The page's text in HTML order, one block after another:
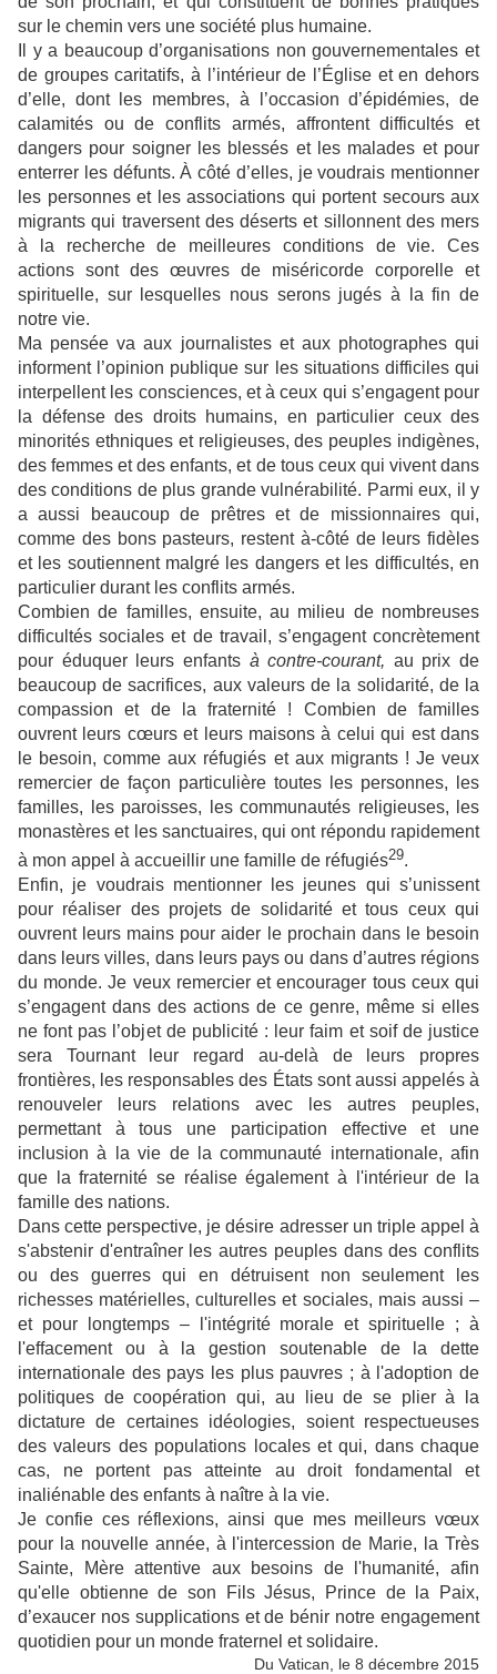
sur le chemin vers une société plus humaine.
Il y a beaucoup d’organisations non gouvernementales et
de groupes caritatifs, à l’intérieur de l’Église et en dehors
d’elle, dont les membres, à l’occasion d’épidémies, de
calamités ou de conflits armés, affrontent difficultés et
dangers pour soigner les blessés et les malades et pour
enterrer les défunts. À côté d’elles, je voudrais mentionner
les personnes et les associations qui portent secours aux
migrants qui traversent des déserts et sillonnent des mers
à la recherche de meilleures conditions de vie. Ces
actions sont des œuvres de miséricorde corporelle et
spirituelle, sur lesquelles nous serons jugés à la fin de
notre vie.
Ma pensée va aux journalistes et aux photographes qui
informent l’opinion publique sur les situations difficiles qui
interpellent les consciences, et à ceux qui s’engagent pour
la défense des droits humains, en particulier ceux des
minorités ethniques et religieuses, des peuples indigènes,
des femmes et des enfants, et de tous ceux qui vivent dans
des conditions de plus grande vulnérabilité. Parmi eux, il y
a aussi beaucoup de prêtres et de missionnaires qui,
comme des bons pasteurs, restent à-côté de leurs fidèles
et les soutiennent malgré les dangers et les difficultés, en
particulier durant les conflits armés.
Combien de familles, ensuite, au milieu de nombreuses
difficultés sociales et de travail, s’engagent concrètement
pour éduquer leurs enfants à contre-courant, au prix de
beaucoup de sacrifices, aux valeurs de la solidarité, de la
compassion et de la fraternité ! Combien de familles
ouvrent leurs cœurs et leurs maisons à celui qui est dans
le besoin, comme aux réfugiés et aux migrants ! Je veux
remercier de façon particulière toutes les personnes, les
familles, les paroisses, les communautés religieuses, les
monastères et les sanctuaires, qui ont répondu rapidement
à mon appel à accueillir une famille de réfugiés29.
Enfin, je voudrais mentionner les jeunes qui s’unissent
pour réaliser des projets de solidarité et tous ceux qui
ouvrent leurs mains pour aider le prochain dans le besoin
dans leurs villes, dans leurs pays ou dans d’autres régions
du monde. Je veux remercier et encourager tous ceux qui
s’engagent dans des actions de ce genre, même si elles
ne font pas l’objet de publicité : leur faim et soif de justice
sera Tournant leur regard au-delà de leurs propres
frontières, les responsables des États sont aussi appelés à
renouveler leurs relations avec les autres peuples,
permettant à tous une participation effective et une
inclusion à la vie de la communauté internationale, afin
que la fraternité se réalise également à l'intérieur de la
famille des nations.
Dans cette perspective, je désire adresser un triple appel à
s'abstenir d'entraîner les autres peuples dans des conflits
ou des guerres qui en détruisent non seulement les
richesses matérielles, culturelles et sociales, mais aussi –
et pour longtemps – l'intégrité morale et spirituelle ; à
l'effacement ou à la gestion soutenable de la dette
internationale des pays les plus pauvres ; à l'adoption de
politiques de coopération qui, au lieu de se plier à la
dictature de certaines idéologies, soient respectueuses
des valeurs des populations locales et qui, dans chaque
cas, ne portent pas atteinte au droit fondamental et
inaliénable des enfants à naître à la vie.
Je confie ces réflexions, ainsi que mes meilleurs vœux
pour la nouvelle année, à l'intercession de Marie, la Très
Sainte, Mère attentive aux besoins de l'humanité, afin
qu'elle obtienne de son Fils Jésus, Prince de la Paix,
d’exaucer nos supplications et de bénir notre engagement
quotidien pour un monde fraternel et solidaire.
Du Vatican, le 8 décembre 2015